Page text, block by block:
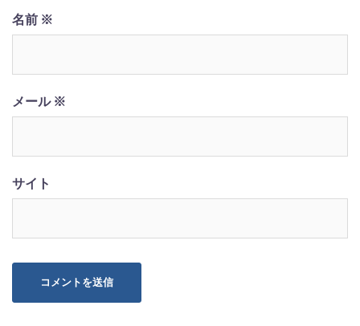
名前 ※
メール ※
サイト